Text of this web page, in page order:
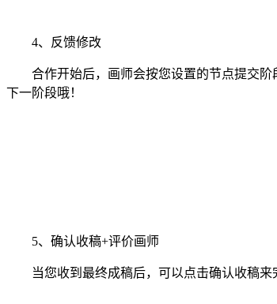
4、反馈修改
合作开始后，画师会按您设置的节点提交阶
下一阶段哦！
5、确认收稿+评价画师
当您收到最终成稿后，可以点击确认收稿来